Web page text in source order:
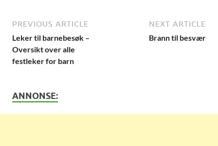
PREVIOUS ARTICLE
Leker til barnebesøk –
Oversikt over alle
festleker for barn
NEXT ARTICLE
Brann til besvær
ANNONSE: